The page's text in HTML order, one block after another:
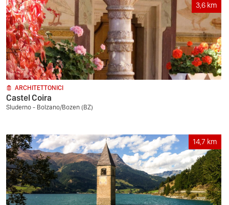
3,6 km
ARCHITETTONICI
Castel Coira
Sluderno - Bolzano/Bozen (BZ)
14,7 km